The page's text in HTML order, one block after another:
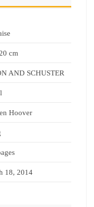
cm
AND SCHUSTER
Hoover
18, 2014